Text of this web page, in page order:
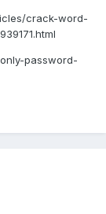
crack-word-
password-